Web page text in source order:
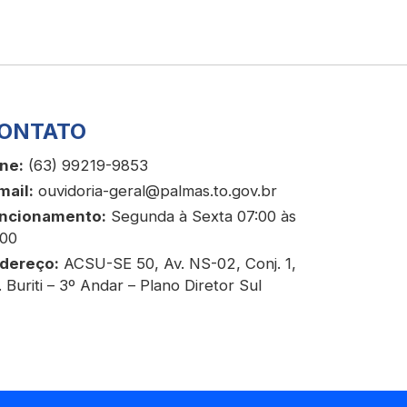
(63) 99219-9853
ouvidoria-geral@palmas.to.gov.br
Segunda à Sexta 07:00 às
ACSU-SE 50, Av. NS-02, Conj. 1,
Buriti – 3º Andar – Plano Diretor Sul